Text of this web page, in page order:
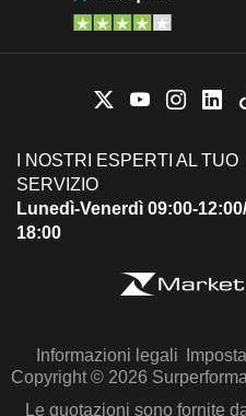
I NOSTRI ESPERTI AL TUO
SERVIZIO
Lunedì-Venerdì 09:00-
18:00
Informazioni legali
Copyright © 2026
Le quotazioni sono fornite